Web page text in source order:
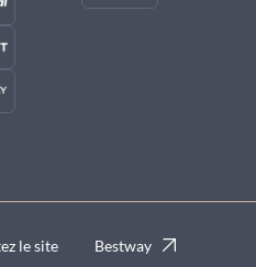
le site
Bestway